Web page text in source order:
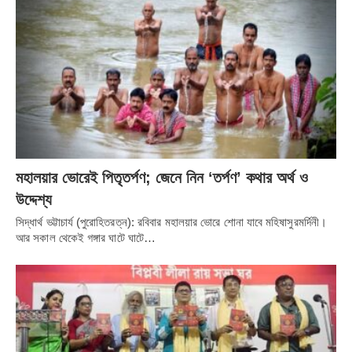
বইয়ের সংখ্যা মোট আশি। এরমধ্যে কতগুলি উল্লেখযোগ্য বই হল,
উপন্যাস মনের পরশ (১৯২৬), দুধারা (১৯২৭), দোলা (২ খন্ড, ১৯৩৫),
তরঙ্গ রোধিবে কে, বহুবল­ভ, দ্বিচারিণী; নাটক আপদ ও জলাতঙ্ক (১৯২৬),
সাদাকালো (১৯৪৪), শ্রীচৈতন্য (১৯৪৮), ভিখারিণী রাজকন্যা (১৯৫২);
প্রবন্ধ শ্রীঅরবিন্দ ও ধর্মবিজ্ঞান, ছান্দসিকী, কবিঋষি গুণীশিল্পী (অরবিন্দ,
রবীন্দ্রনাথ, অতুলপ্রসাদ ও শরৎচন্দ্র সম্পর্কে আলোচনা, ১৯৭৮);
ভ্রমণকাহিনী ভ্রাম্যমানের দিনপঞ্জিকা (১৯২৬), ইন্দ্রধনু; স্মৃতিচারণ উদাসী
দ্বিজেন্দ্রলাল, আমার বন্ধু সুভাষ, তীর্থঙ্কর, শ্রীঅরবিন্দ প্রসঙ্গ (১৯৪২),
Among the Great (১৯৪০) ইত্যাদি। তিনি Eyes of Light
(১৯৪৫) নামে ইংরেজি কাব্যও রচনা করেন।
তাঁদের বন্ধুত্ব ছিল অটুট। আমার বন্ধু সুভাষ বইটিতে সেই সম্পর্কের
কিছুটা আভাস পাওয়া যায়। শেষ জীবনে পুনেয় চলে গিয়েছিলেন এই সাধক-
শিল্পী। সেখানে গড়ে তুলেছিলেন হরেকৃষ্ণ মন্দির। সেখানেই সমাধিস্থ আছে
তাঁর দেহ। সেই সমাধি বেদিতে লেখা তাঁর আত্মপরিচয়। লিখেছিলেন- “প্রেম
মহালয়ার ভোরেই পিতৃতর্পণ; জেনে নিন ‘তর্পণ’ কথার অর্থ ও
উদ্দেশ্য
সিদ্ধার্থ ভট্টাচার্য (পুরোহিতরত্ন): রবিবার মহালয়ার ভোরে শোনা যাবে মহিষাসুরমর্দিনী।
আর সকাল থেকেই গঙ্গার ঘাটে ঘাটে…